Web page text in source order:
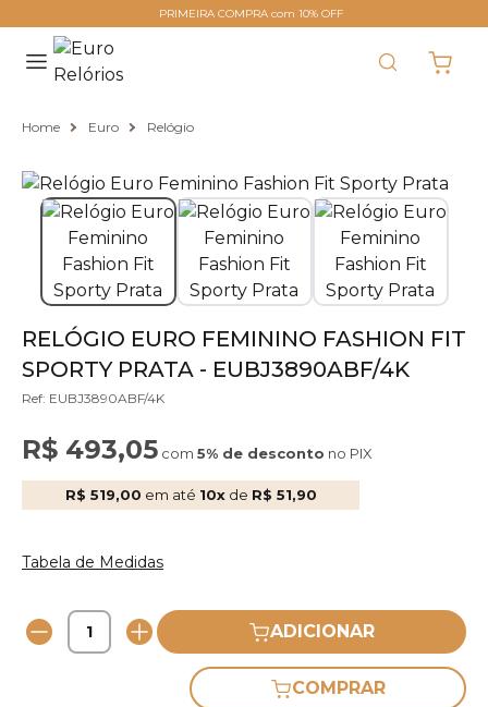
PRIMEIRA COMPRA com 10% OFF
Home Euro Relógio
RELÓGIO EURO FEMININO FASHION FIT
SPORTY PRATA - EUBJ3890ABF/4K
Ref: EUBJ3890ABF/4K
R$ 493,05 com 5% de desconto no PIX
R$ 519,00 em até 10xde R$ 51,90
Tabela de Medidas
ADICIONAR
COMPRAR